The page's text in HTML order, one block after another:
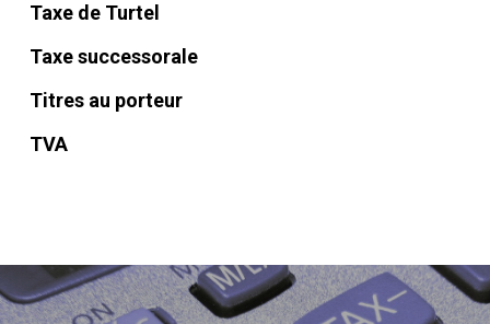
Taxe de Turtel
Taxe successorale
Titres au porteur
TVA